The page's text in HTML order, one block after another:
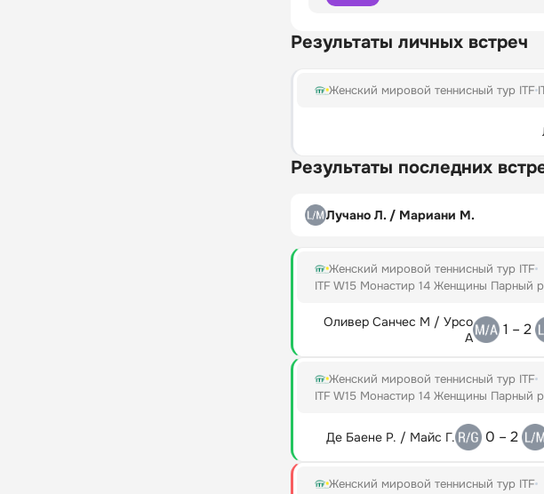
Результаты личных встреч
Женский мировой теннисный тур ITF
Результаты последних
Лучано Л. / Мариани М.
Женский мировой теннисный тур ITF
ITF W15 Монастир 14 Женщины Парный
Оливер Санчес М / Урсо
А
1 – 2
Женский мировой теннисный тур ITF
ITF W15 Монастир 14 Женщины Парный
Де Баене Р. / Майс Г. 0 – 2
Женский мировой теннисный тур ITF